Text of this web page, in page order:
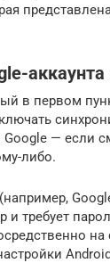
представлена
аккаунта
в первом
Google — если
либо.
и требует